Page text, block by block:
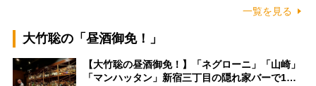
一覧を見る
大竹聡の「昼酒御免！」
【大竹聡の昼酒御免！】「ネグローニ」「山崎」
「マンハッタン」新宿三丁目の隠れ家バーで1…